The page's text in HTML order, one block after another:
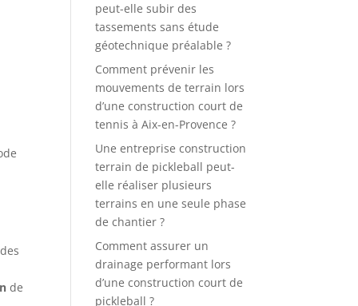
de
peut-elle subir des
tassements sans étude
géotechnique préalable ?
Comment prévenir les
mouvements de terrain lors
d’une construction court de
tennis à Aix-en-Provence ?
Une entreprise construction
terrain de pickleball peut-
elle réaliser plusieurs
terrains en une seule phase
de chantier ?
Comment assurer un
drainage performant lors
d’une construction court de
pickleball ?